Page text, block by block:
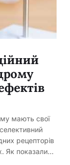
мають свої
рецепторів
Як показали…